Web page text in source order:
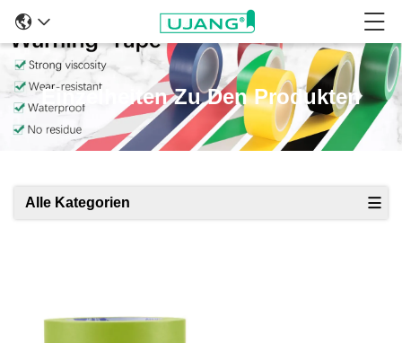
Einzelheiten Zu Den Produkten
Alle Kategorien